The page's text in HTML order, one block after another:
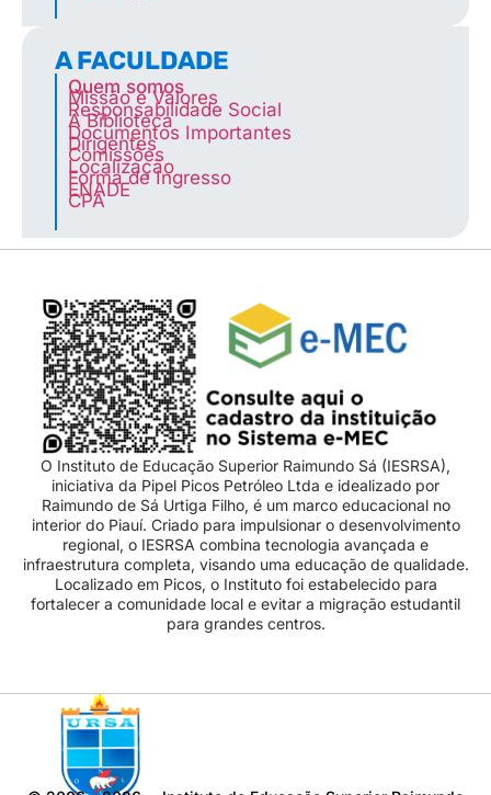
A FACULDADE
Quem somos
Missão e Valores
Responsabilidade Social
A Biblioteca
Documentos Importantes
Dirigentes
Comissões
Localização
Forma de Ingresso
ENADE
CPA
O Instituto de Educação Superior Raimundo Sá (IESRSA),
iniciativa da Pipel Picos Petróleo Ltda e idealizado por
Raimundo de Sá Urtiga Filho, é um marco educacional no
interior do Piauí. Criado para impulsionar o desenvolvimento
regional, o IESRSA combina tecnologia avançada e
infraestrutura completa, visando uma educação de qualidade.
Localizado em Picos, o Instituto foi estabelecido para
fortalecer a comunidade local e evitar a migração estudantil
para grandes centros.